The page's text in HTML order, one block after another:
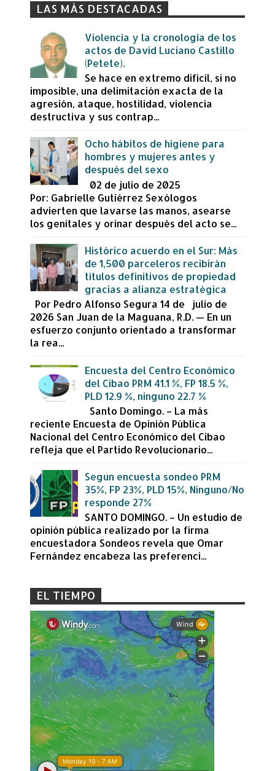
LAS MÁS DESTACADAS
Violencia y la cronología de los
actos de David Luciano Castillo
(Petete).
Se hace en extremo difícil, si no
imposible, una delimitación exacta de la
agresión, ataque, hostilidad, violencia
destructiva y sus contrap...
Ocho hábitos de higiene para
hombres y mujeres antes y
después del sexo
02 de julio de 2025
Por: Gabrielle Gutiérrez Sexólogos
advierten que lavarse las manos, asearse
los genitales y orinar después del acto se...
Histórico acuerdo en el Sur: Más
de 1,500 parceleros recibirán
títulos definitivos de propiedad
gracias a alianza estratégica
Por Pedro Alfonso Segura 14 de julio de
2026 San Juan de la Maguana, R.D. — En un
esfuerzo conjunto orientado a transformar
la rea...
Encuesta del Centro Económico
del Cibao PRM 41.1 %, FP 18.5 %,
PLD 12.9 %, ninguno 22.7 %
Santo Domingo. – La más
reciente Encuesta de Opinión Pública
Nacional del Centro Económico del Cibao
refleja que el Partido Revolucionario...
Segun encuesta sondeo PRM
35%, FP 23%, PLD 15%, Ninguno/No
responde 27%
SANTO DOMINGO. – Un estudio de
opinión pública realizado por la firma
encuestadora Sondeos revela que Omar
Fernández encabeza las preferenci...
EL TIEMPO